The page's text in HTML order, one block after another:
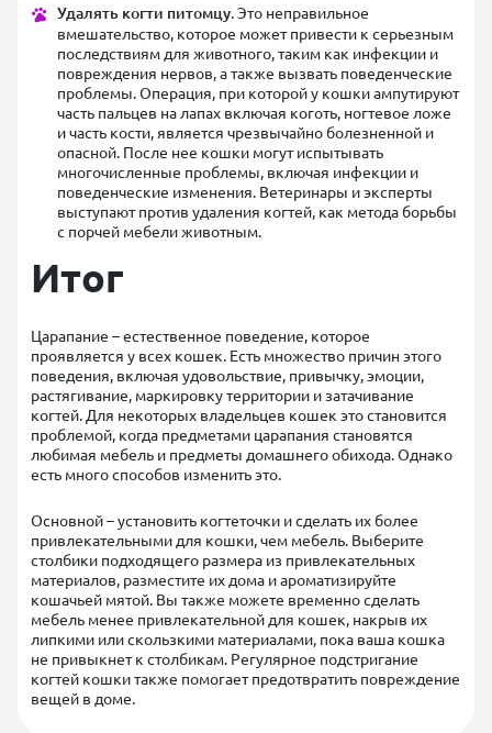
Удалять когти питомцу . Это неправильное
вмешательство, которое может привести к серьезным
последствиям для животного, таким как инфекции и
повреждения нервов, а также вызвать поведенческие
проблемы. Операция, при которой у кошки ампутируют
часть пальцев на лапах включая коготь, ногтевое ложе
и часть кости, является чрезвычайно болезненной и
опасной. После нее кошки могут испытывать
многочисленные проблемы, включая инфекции и
поведенческие изменения. Ветеринары и эксперты
выступают против удаления когтей, как метода борьбы
с порчей мебели животным.
Итог
Царапание – естественное поведение, которое
проявляется у всех кошек. Есть множество причин этого
поведения, включая удовольствие, привычку, эмоции,
растягивание, маркировку территории и затачивание
когтей. Для некоторых владельцев кошек это становится
проблемой, когда предметами царапания становятся
любимая мебель и предметы домашнего обихода. Однако
есть много способов изменить это.
Основной – установить когтеточки и сделать их более
привлекательными для кошки, чем мебель. Выберите
столбики подходящего размера из привлекательных
материалов, разместите их дома и ароматизируйте
кошачьей мятой. Вы также можете временно сделать
мебель менее привлекательной для кошек, накрыв их
липкими или скользкими материалами, пока ваша кошка
не привыкнет к столбикам. Регулярное подстригание
когтей кошки также помогает предотвратить повреждение
вещей в доме.